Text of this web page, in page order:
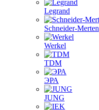
Legrand
Schneider-Merten
Werkel
TDM
ЭРА
JUNG